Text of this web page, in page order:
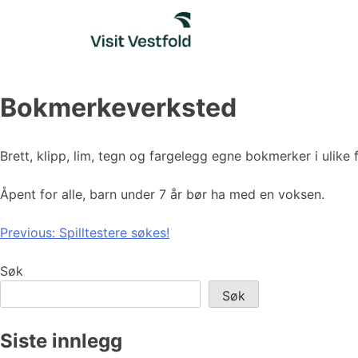
Bokmerkeverksted
Brett, klipp, lim, tegn og fargelegg egne bokmerker i ulike
Åpent for alle, barn under 7 år bør ha med en voksen.
Innleggsnavigasjon
Previous: Spilltestere søkes!
Søk
Søk
Siste innlegg